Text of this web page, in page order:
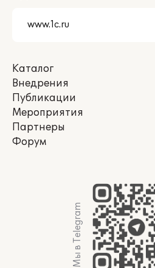
Каталог
Внедрения
Публикации
Мероприятия
Партнеры
Форум
Мы в Telegram